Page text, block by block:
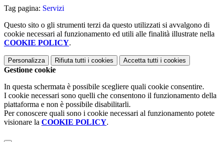
Tag pagina: Servizi
Questo sito o gli strumenti terzi da questo utilizzati si avvalgono di
cookie necessari al funzionamento ed utili alle finalità illustrate nella
COOKIE POLICY.
Personalizza Rifiuta tutti i cookies Accetta tutti i cookies
Gestione cookie
In questa schermata è possibile scegliere quali cookie consentire.
I cookie necessari sono quelli che consentono il funzionamento della
piattaforma e non è possibile disabilitarli.
Per conoscere quali sono i cookie necessari al funzionamento potete
visionare la COOKIE POLICY.